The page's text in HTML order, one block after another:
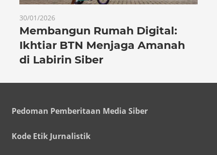
30/01/2026
Membangun Rumah Digital:
Ikhtiar BTN Menjaga Amanah
di Labirin Siber
Pedoman Pemberitaan Media Siber
Kode Etik Jurnalistik